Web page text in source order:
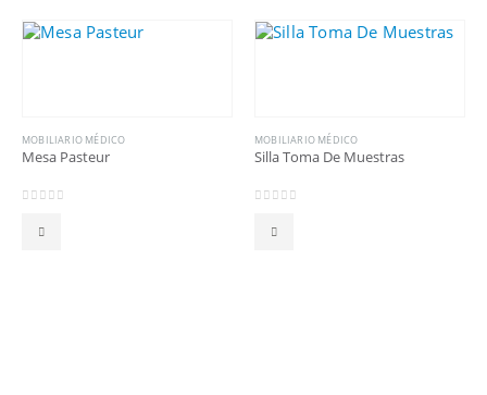
MOBILIARIO MÉDICO
Mesa Pasteur
MOBILIARIO MÉDICO
Silla Toma De Muestras